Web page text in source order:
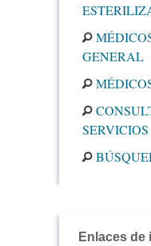
GENERAL
Enlaces de